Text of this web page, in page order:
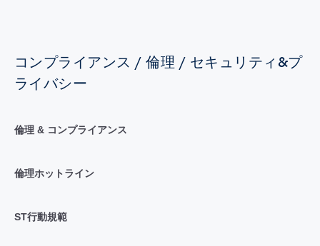
コンプライアンス / 倫理 / セキュリティ&プ
ライバシー
倫理 & コンプライアンス
倫理ホットライン
ST行動規範